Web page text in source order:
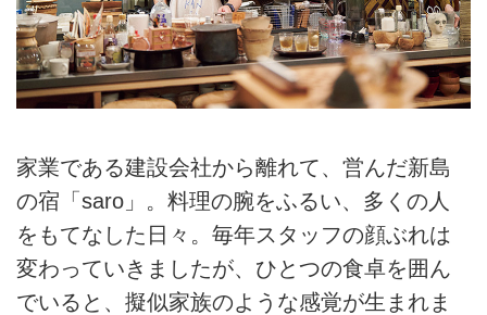
家業である建設会社から離れて、営んだ新島
の宿「saro」。料理の腕をふるい、多くの人
をもてなした日々。毎年スタッフの顔ぶれは
変わっていきましたが、ひとつの食卓を囲ん
でいると、擬似家族のような感覚が生まれま